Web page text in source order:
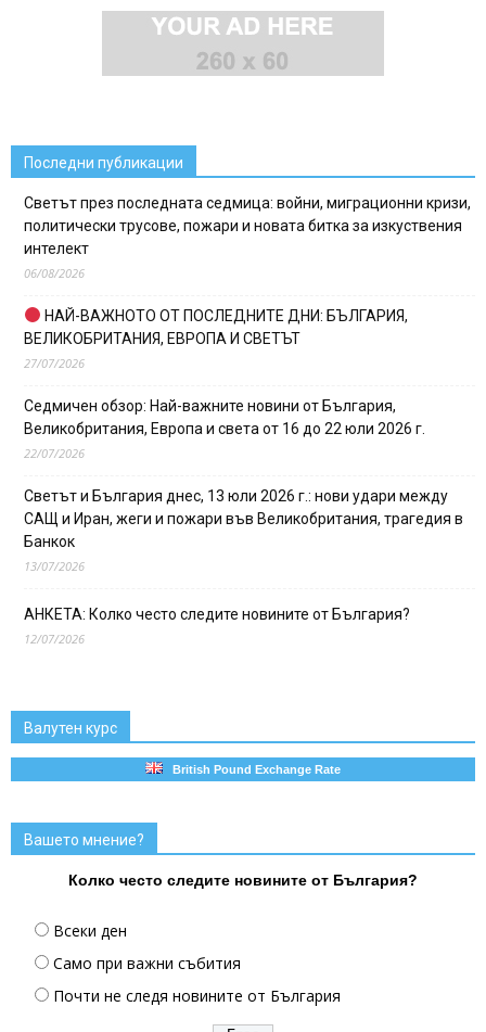
Последни публикации
Светът през последната седмица: войни, миграционни кризи,
политически трусове, пожари и новата битка за изкуствения
интелект
06/08/2026
НАЙ-ВАЖНОТО ОТ ПОСЛЕДНИТЕ ДНИ: БЪЛГАРИЯ,
ВЕЛИКОБРИТАНИЯ, ЕВРОПА И СВЕТЪТ
27/07/2026
Седмичен обзор: Най-важните новини от България,
Великобритания, Европа и света от 16 до 22 юли 2026 г.
22/07/2026
Светът и България днес, 13 юли 2026 г.: нови удари между
САЩ и Иран, жеги и пожари във Великобритания, трагедия в
Банкок
13/07/2026
АНКЕТА: Колко често следите новините от България?
12/07/2026
Валутен курс
British Pound Exchange Rate
Вашето мнение?
Колко често следите новините от България?
Всеки ден
Само при важни събития
Почти не следя новините от България